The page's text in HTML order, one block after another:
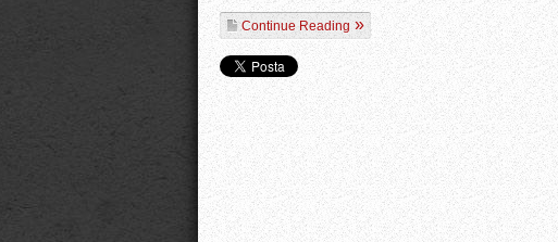
Continue Reading